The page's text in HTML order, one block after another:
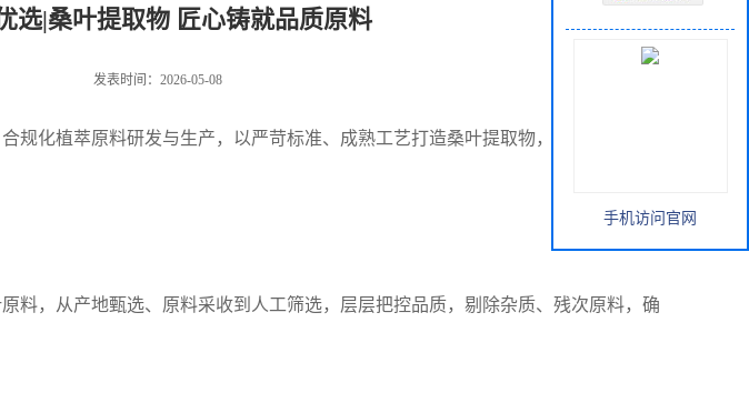
选|桑叶提取物 匠心铸就品质原料
发表时间：2026-05-08
规化植萃原料研发与生产，以严苛标准、成熟工艺打造桑叶提取物，为全行业客户
料，从产地甄选、原料采收到人工筛选，层层把控品质，剔除杂质、残次原料，确
手机访问官网